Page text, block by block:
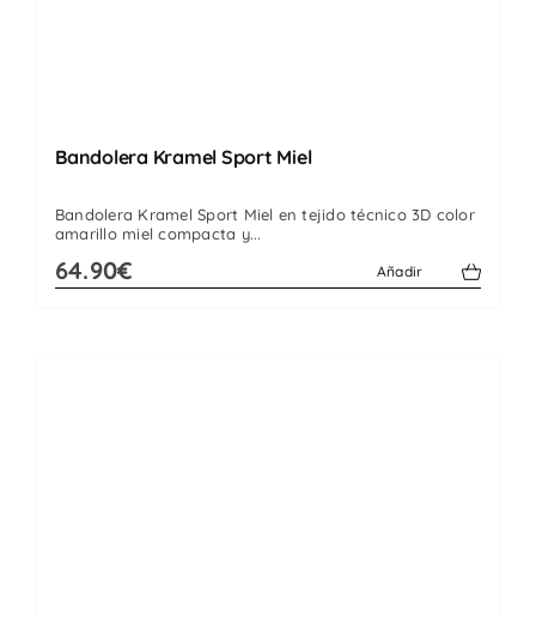
Bandolera Kramel Sport Miel
Bandolera Kramel Sport Miel en tejido técnico 3D color
amarillo miel compacta y...
64.90€ Añadir